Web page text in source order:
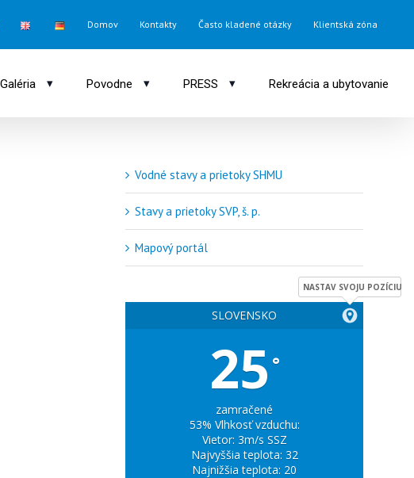
Domov Kontakty Často kladené otázky Klientská zóna
Galéria ▾ Povodne ▾ PRESS ▾ Rekreácia a ubytovanie
Vodné stavy a prietoky SHMU
Stavy a prietoky SVP, š. p.
Mapový portál
SLOVENSKO
NASTAV SVOJU POZÍCIU
25 °
zamračené
53% Vlhkosť vzduchu:
Vietor: 3m/s SSZ
Najvyššia teplota: 32
Najnižšia teplota: 20